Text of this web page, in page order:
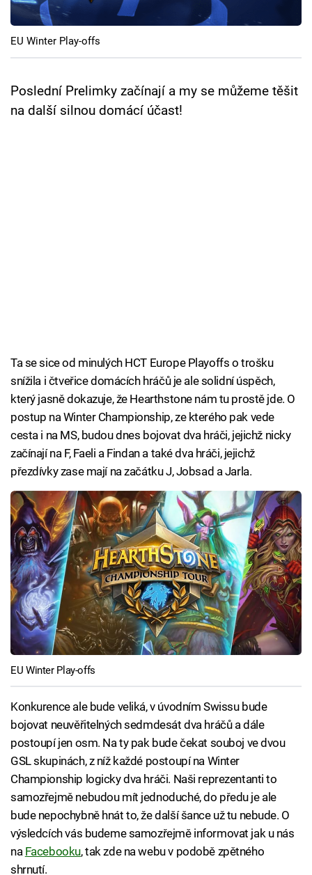
Cool Esport
Pořady
TV Program
Sledujte prima+
EU Winter Play-offs
Poslední Prelimky začínají a my se můžeme těšit
na další silnou domácí účast!
Ta se sice od minulých HCT Europe Playoffs o trošku
snížila i čtveřice domácích hráčů je ale solidní úspěch,
který jasně dokazuje, že Hearthstone nám tu prostě jde. O
postup na Winter Championship, ze kterého pak vede
cesta i na MS, budou dnes bojovat dva hráči, jejichž nicky
začínají na F, Faeli a Findan a také dva hráči, jejichž
přezdívky zase mají na začátku J, Jobsad a Jarla.
EU Winter Play-offs
Konkurence ale bude veliká, v úvodním Swissu bude
bojovat neuvěřitelných sedmdesát dva hráčů a dále
postoupí jen osm. Na ty pak bude čekat souboj ve dvou
GSL skupinách, z níž každé postoupí na Winter
Championship logicky dva hráči. Naši reprezentanti to
samozřejmě nebudou mít jednoduché, do předu je ale
bude nepochybně hnát to, že další šance už tu nebude. O
výsledcích vás budeme samozřejmě informovat jak u nás
na Facebooku, tak zde na webu v podobě zpětného
shrnutí.